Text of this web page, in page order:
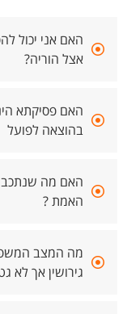
האם אני יכול
אצל הוריה?
האם פסיקתא
בהוצאה לפועל
האם מה שנתכב
האמת ?
מה המצב
גירושין אך לא